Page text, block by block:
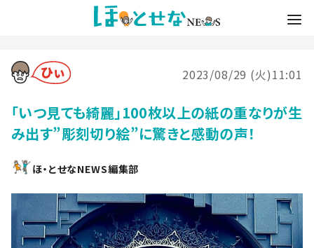
2023/08/29 (火)11:01
「いつ見ても綺麗」100枚以上の紙の重なりが生
み出す”彫刻切り絵”に驚きと感動の声！
ほ・とせなNEWS編集部